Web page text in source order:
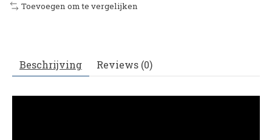
Toevoegen om te vergelijken
Beschrijving Reviews (0)